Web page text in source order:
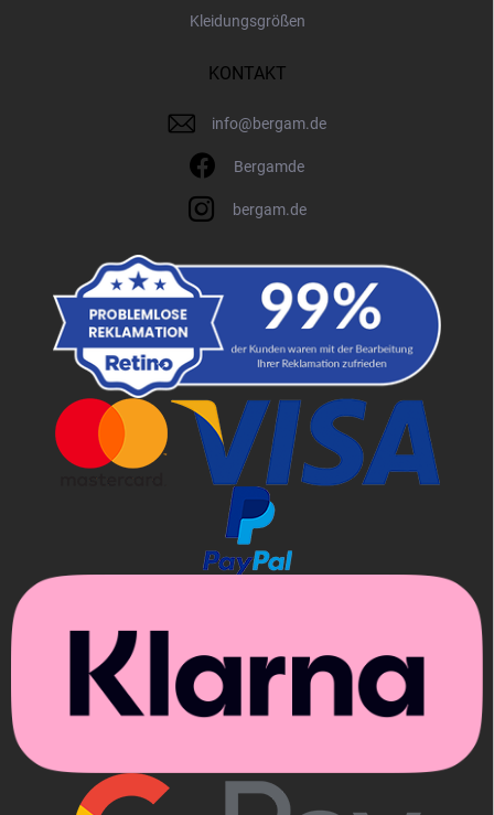
Kleidungsgrößen
KONTAKT
info@bergam.de
Bergamde
bergam.de